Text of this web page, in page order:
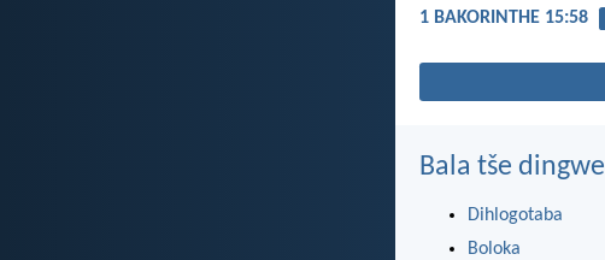
1 BAKORINTHE 15:58
Bala tše dingwe
Dihlogotaba
Boloka